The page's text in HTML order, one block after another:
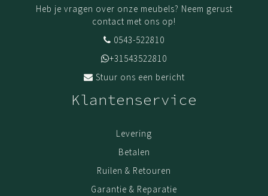
Heb je vragen over onze meubels? Neem gerust
contact met ons op!
0543-522810
+31543522810
Stuur ons een bericht
Klantenservice
Levering
Betalen
Ruilen & Retouren
Garantie & Reparatie